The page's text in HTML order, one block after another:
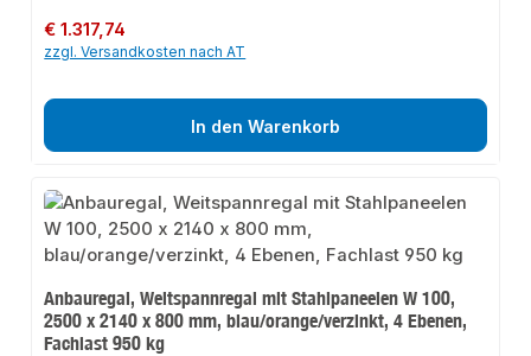
Regulärer Preis:
€ 1.317,74
zzgl. Versandkosten nach AT
In den Warenkorb
Anbauregal, Weitspannregal mit Stahlpaneelen W 100,
2500 x 2140 x 800 mm, blau/orange/verzinkt, 4 Ebenen,
Fachlast 950 kg